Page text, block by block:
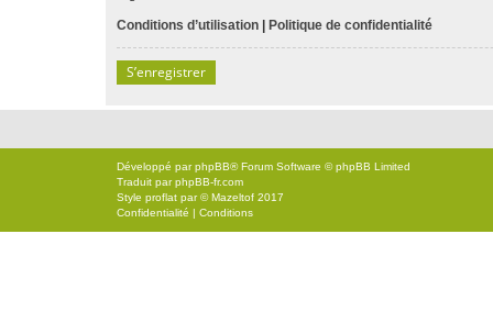
Conditions d’utilisation | Politique de confidentialité
S’enregistrer
Développé parphpBB® Forum Software © phpBB Limited
Traduit parphpBB-fr.com
Style proflat par ©Mazeltof 2017
Confidentialité | Conditions